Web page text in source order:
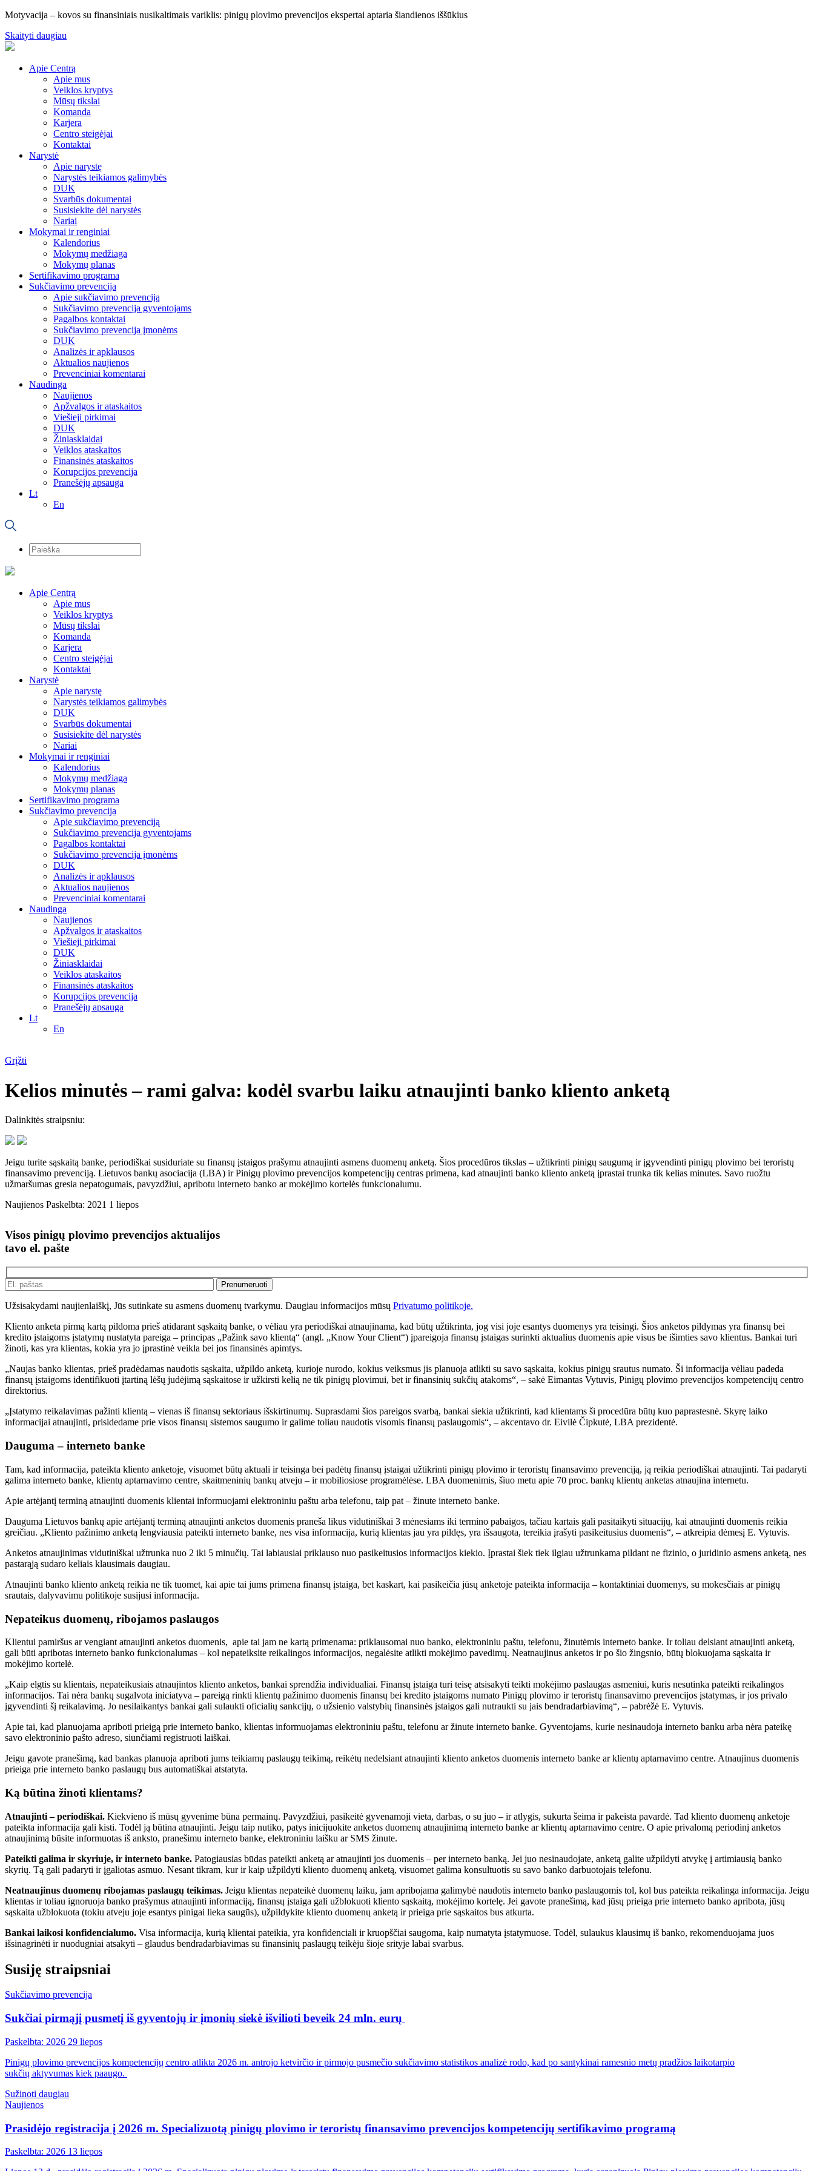
Motyvacija – kovos su finansiniais nusikaltimais variklis: pinigų plovimo prevencijos ekspertai aptaria šiandienos iššūkius
Skaityti daugiau
Apie Centrą
Apie mus
Veiklos kryptys
Mūsų tikslai
Komanda
Karjera
Centro steigėjai
Kontaktai
Narystė
Apie narystę
Narystės teikiamos galimybės
DUK
Svarbūs dokumentai
Susisiekite dėl narystės
Nariai
Mokymai ir renginiai
Kalendorius
Mokymų medžiaga
Mokymų planas
Sertifikavimo programa
Sukčiavimo prevencija
Apie sukčiavimo prevenciją
Sukčiavimo prevencija gyventojams
Pagalbos kontaktai
Sukčiavimo prevencija įmonėms
DUK
Analizės ir apklausos
Aktualios naujienos
Prevenciniai komentarai
Naudinga
Naujienos
Apžvalgos ir ataskaitos
Viešieji pirkimai
DUK
Žiniasklaidai
Veiklos ataskaitos
Finansinės ataskaitos
Korupcijos prevencija
Pranešėjų apsauga
Lt
En
Apie Centrą
Apie mus
Veiklos kryptys
Mūsų tikslai
Komanda
Karjera
Centro steigėjai
Kontaktai
Narystė
Apie narystę
Narystės teikiamos galimybės
DUK
Svarbūs dokumentai
Susisiekite dėl narystės
Nariai
Mokymai ir renginiai
Kalendorius
Mokymų medžiaga
Mokymų planas
Sertifikavimo programa
Sukčiavimo prevencija
Apie sukčiavimo prevenciją
Sukčiavimo prevencija gyventojams
Pagalbos kontaktai
Sukčiavimo prevencija įmonėms
DUK
Analizės ir apklausos
Aktualios naujienos
Prevenciniai komentarai
Naudinga
Naujienos
Apžvalgos ir ataskaitos
Viešieji pirkimai
DUK
Žiniasklaidai
Veiklos ataskaitos
Finansinės ataskaitos
Korupcijos prevencija
Pranešėjų apsauga
Lt
En
Grįžti
Kelios minutės – rami galva: kodėl svarbu laiku atnaujinti banko kliento anketą
Dalinkitės straipsniu:
Jeigu turite sąskaitą banke, periodiškai susiduriate su finansų įstaigos prašymu atnaujinti asmens duomenų anketą. Šios procedūros tikslas – užtikrinti pinigų saugumą ir įgyvendinti pinigų plovimo bei teroristų
finansavimo prevenciją. Lietuvos bankų asociacija (LBA) ir Pinigų plovimo prevencijos kompetencijų centras primena, kad atnaujinti banko kliento anketą įprastai trunka tik kelias minutes. Savo ruožtu
užmaršumas gresia nepatogumais, pavyzdžiui, apribotu interneto banko ar mokėjimo kortelės funkcionalumu.
Naujienos Paskelbta: 2021 1 liepos
Visos pinigų plovimo prevencijos aktualijos
tavo el. pašte
Užsisakydami naujienlaiškį, Jūs sutinkate su asmens duomenų tvarkymu. Daugiau informacijos mūsų Privatumo politikoje.
Kliento anketa pirmą kartą pildoma prieš atidarant sąskaitą banke, o vėliau yra periodiškai atnaujinama, kad būtų užtikrinta, jog visi joje esantys duomenys yra teisingi. Šios anketos pildymas yra finansų bei
kredito įstaigoms įstatymų nustatyta pareiga – principas „Pažink savo klientą“ (angl. „Know Your Client“) įpareigoja finansų įstaigas surinkti aktualius duomenis apie visus be išimties savo klientus. Bankai turi
žinoti, kas yra klientas, kokia yra jo įprastinė veikla bei jos finansinės apimtys.
„Naujas banko klientas, prieš pradėdamas naudotis sąskaita, užpildo anketą, kurioje nurodo, kokius veiksmus jis planuoja atlikti su savo sąskaita, kokius pinigų srautus numato. Ši informacija vėliau padeda
finansų įstaigoms identifikuoti įtartiną lėšų judėjimą sąskaitose ir užkirsti kelią ne tik pinigų plovimui, bet ir finansinių sukčių atakoms“, – sakė Eimantas Vytuvis, Pinigų plovimo prevencijos kompetencijų centro
direktorius.
„Įstatymo reikalavimas pažinti klientą – vienas iš finansų sektoriaus išskirtinumų. Suprasdami šios pareigos svarbą, bankai siekia užtikrinti, kad klientams ši procedūra būtų kuo paprastesnė. Skyrę laiko
informacijai atnaujinti, prisidedame prie visos finansų sistemos saugumo ir galime toliau naudotis visomis finansų paslaugomis“, – akcentavo dr. Eivilė Čipkutė, LBA prezidentė.
Dauguma – interneto banke
Tam, kad informacija, pateikta kliento anketoje, visuomet būtų aktuali ir teisinga bei padėtų finansų įstaigai užtikrinti pinigų plovimo ir teroristų finansavimo prevenciją, ją reikia periodiškai atnaujinti. Tai padaryti
galima interneto banke, klientų aptarnavimo centre, skaitmeninių bankų atveju – ir mobiliosiose programėlėse. LBA duomenimis, šiuo metu apie 70 proc. bankų klientų anketas atnaujina internetu.
Apie artėjantį terminą atnaujinti duomenis klientai informuojami elektroniniu paštu arba telefonu, taip pat – žinute interneto banke.
Dauguma Lietuvos bankų apie artėjantį terminą atnaujinti anketos duomenis praneša likus vidutiniškai 3 mėnesiams iki termino pabaigos, tačiau kartais gali pasitaikyti situacijų, kai atnaujinti duomenis reikia
greičiau. „Kliento pažinimo anketą lengviausia pateikti interneto banke, nes visa informacija, kurią klientas jau yra pildęs, yra išsaugota, tereikia įrašyti pasikeitusius duomenis“, – atkreipia dėmesį E. Vytuvis.
Anketos atnaujinimas vidutiniškai užtrunka nuo 2 iki 5 minučių. Tai labiausiai priklauso nuo pasikeitusios informacijos kiekio. Įprastai šiek tiek ilgiau užtrunkama pildant ne fizinio, o juridinio asmens anketą, nes
pastarąją sudaro keliais klausimais daugiau.
Atnaujinti banko kliento anketą reikia ne tik tuomet, kai apie tai jums primena finansų įstaiga, bet kaskart, kai pasikeičia jūsų anketoje pateikta informacija – kontaktiniai duomenys, su mokesčiais ar pinigų
srautais, dalyvavimu politikoje susijusi informacija.
Nepateikus duomenų, ribojamos paslaugos
Klientui pamiršus ar vengiant atnaujinti anketos duomenis, apie tai jam ne kartą primenama: priklausomai nuo banko, elektroniniu paštu, telefonu, žinutėmis interneto banke. Ir toliau delsiant atnaujinti anketą,
gali būti apribotas interneto banko funkcionalumas – kol nepateiksite reikalingos informacijos, negalėsite atlikti mokėjimo pavedimų. Neatnaujinus anketos ir po šio žingsnio, būtų blokuojama sąskaita ir
mokėjimo kortelė.
„Kaip elgtis su klientais, nepateikusiais atnaujintos kliento anketos, bankai sprendžia individualiai. Finansų įstaiga turi teisę atsisakyti teikti mokėjimo paslaugas asmeniui, kuris nesutinka pateikti reikalingos
informacijos. Tai nėra bankų sugalvota iniciatyva – pareigą rinkti klientų pažinimo duomenis finansų bei kredito įstaigoms numato Pinigų plovimo ir teroristų finansavimo prevencijos įstatymas, ir jos privalo
įgyvendinti šį reikalavimą. Jo nesilaikantys bankai gali sulaukti oficialių sankcijų, o užsienio valstybių finansinės įstaigos gali nutraukti su jais bendradarbiavimą“, – pabrėžė E. Vytuvis.
Apie tai, kad planuojama apriboti prieigą prie interneto banko, klientas informuojamas elektroniniu paštu, telefonu ar žinute interneto banke. Gyventojams, kurie nesinaudoja interneto banku arba nėra pateikę
savo elektroninio pašto adreso, siunčiami registruoti laiškai.
Jeigu gavote pranešimą, kad bankas planuoja apriboti jums teikiamų paslaugų teikimą, reikėtų nedelsiant atnaujinti kliento anketos duomenis interneto banke ar klientų aptarnavimo centre. Atnaujinus duomenis
prieiga prie interneto banko paslaugų bus automatiškai atstatyta.
Ką būtina žinoti klientams?
Atnaujinti – periodiškai. Kiekvieno iš mūsų gyvenime būna permainų. Pavyzdžiui, pasikeitė gyvenamoji vieta, darbas, o su juo – ir atlygis, sukurta šeima ir pakeista pavardė. Tad kliento duomenų anketoje
pateikta informacija gali kisti. Todėl ją būtina atnaujinti. Jeigu taip nutiko, patys inicijuokite anketos duomenų atnaujinimą interneto banke ar klientų aptarnavimo centre. O apie privalomą periodinį anketos
atnaujinimą būsite informuotas iš anksto, pranešimu interneto banke, elektroniniu laišku ar SMS žinute.
Pateikti galima ir skyriuje, ir interneto banke. Patogiausias būdas pateikti anketą ar atnaujinti jos duomenis – per interneto banką. Jei juo nesinaudojate, anketą galite užpildyti atvykę į artimiausią banko
skyrių. Tą gali padaryti ir įgaliotas asmuo. Nesant tikram, kur ir kaip užpildyti kliento duomenų anketą, visuomet galima konsultuotis su savo banko darbuotojais telefonu.
Neatnaujinus duomenų ribojamas paslaugų teikimas. Jeigu klientas nepateikė duomenų laiku, jam apribojama galimybė naudotis interneto banko paslaugomis tol, kol bus pateikta reikalinga informacija. Jeigu
klientas ir toliau ignoruoja banko prašymus atnaujinti informaciją, finansų įstaiga gali užblokuoti kliento sąskaitą, mokėjimo kortelę. Jei gavote pranešimą, kad jūsų prieiga prie interneto banko apribota, jūsų
sąskaita užblokuota (tokiu atveju joje esantys pinigai lieka saugūs), užpildykite kliento duomenų anketą ir prieiga prie sąskaitos bus atkurta.
Bankai laikosi konfidencialumo. Visa informacija, kurią klientai pateikia, yra konfidenciali ir kruopščiai saugoma, kaip numatyta įstatymuose. Todėl, sulaukus klausimų iš banko, rekomenduojama juos
išsinagrinėti ir nuodugniai atsakyti – glaudus bendradarbiavimas su finansinių paslaugų teikėju šioje srityje labai svarbus.
Susiję straipsniai
Sukčiavimo prevencija
Sukčiai pirmąjį pusmetį iš gyventojų ir įmonių siekė išvilioti beveik 24 mln. eurų
Paskelbta: 2026 29 liepos
Pinigų plovimo prevencijos kompetencijų centro atlikta 2026 m. antrojo ketvirčio ir pirmojo pusmečio sukčiavimo statistikos analizė rodo, kad po santykinai ramesnio metų pradžios laikotarpio
sukčių aktyvumas kiek paaugo.
Sužinoti daugiau
Naujienos
Prasidėjo registracija į 2026 m. Specializuotą pinigų plovimo ir teroristų finansavimo prevencijos kompetencijų sertifikavimo programą
Paskelbta: 2026 13 liepos